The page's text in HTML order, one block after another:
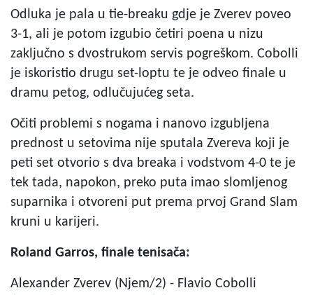
Odluka je pala u tie-breaku gdje je Zverev poveo
3-1, ali je potom izgubio četiri poena u nizu
zaključno s dvostrukom servis pogreškom. Cobolli
je iskoristio drugu set-loptu te je odveo finale u
dramu petog, odlučujućeg seta.
Očiti problemi s nogama i nanovo izgubljena
prednost u setovima nije sputala Zvereva koji je
peti set otvorio s dva breaka i vodstvom 4-0 te je
tek tada, napokon, preko puta imao slomljenog
suparnika i otvoreni put prema prvoj Grand Slam
kruni u karijeri.
Roland Garros, finale tenisača:
Alexander Zverev (Njem/2) - Flavio Cobolli